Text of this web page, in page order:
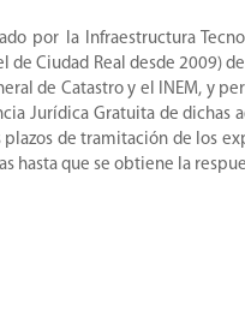
por la Infraestructura
de Ciudad Real desde 2009)
de Catastro y el INEM, y
Jurídica Gratuita de
de tramitación de los
hasta que se obtiene la